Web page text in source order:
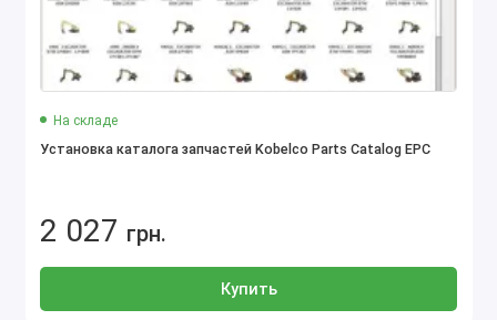
На складе
Установка каталога запчастей Kobelco Parts Catalog EPC
2 027 грн.
Купить